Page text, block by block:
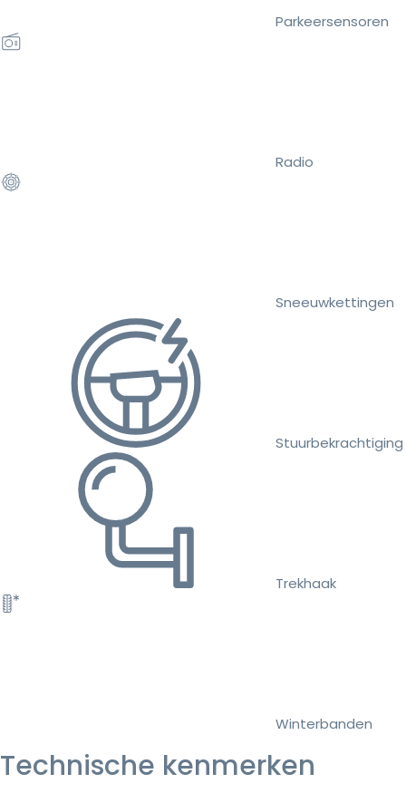
Parkeersensoren
Radio
Sneeuwkettingen
Stuurbekrachtiging
Trekhaak
Winterbanden
Technische kenmerken